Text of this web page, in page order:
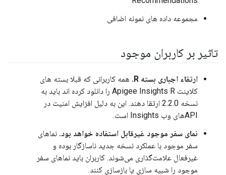
مجموعه داده های نمونه اضافی
تاثیر بر کاربران موجود
ارتقاء اجباری بسته R.
همه کاربرانی که قبلا بسته های
کلاینت Apigee Insights R را دانلود کرده اند باید به
نسخه 2.2.0 ارتقا دهند. این به دلیل افزایش امنیت در
APIهای وب Insights است.
نمای سفر موجود غیرقابل استفاده خواهد بود. نماهای
سفر موجود با عملکرد نسخه جدید ناسازگار بوده و
غیرفعال علامت‌گذاری می‌شوند. کاربران باید نماهای سفر
موجود را شبیه سازی یا بازسازی کنند.